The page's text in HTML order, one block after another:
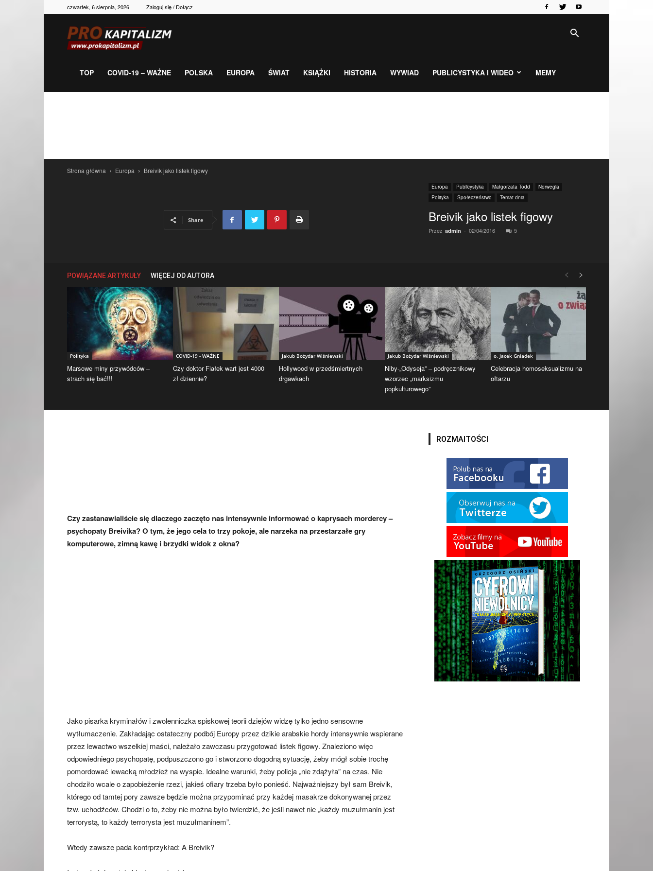
czwartek, 6 sierpnia, 2026 Zaloguj się / Dołącz
gospodarka,
TOP COVID-19 – WAŻNE POLSKA EUROPA ŚWIAT KSIĄŻKI HISTORIA WYWIAD PUBLICYSTYKA I WIDEO MEMY
Strona główna Europa Breivik jako listek figowy
Europa Publicystyka Małgorzata Todd
Norwegia
Polityka
Społeczeństwo Temat dnia
Breivik jako listek figowy
Przez admin - 02/04/2016 5
Share
POWIĄZANE ARTYKUŁY WIĘCEJ OD AUTORA
Polityka
Marsowe miny przywódców –
strach się bać!!!
COVID-19 - WAŻNE
Czy doktor Fiałek wart jest 4000
zł dziennie?
Jakub Bożydar Wiśniewski
Hollywood w przedśmiertnych
drgawkach
Jakub Bożydar Wiśniewski
Niby-„Odyseja” – podręcznikowy
wzorzec „marksizmu
popkulturowego”
o. Jacek Gniadek
Celebracja homoseksualizmu na
ołtarzu
Czy zastanawialiście się dlaczego zaczęto nas intensywnie informować o kaprysach mordercy –
psychopaty Breivika? O tym, że jego cela to trzy pokoje, ale narzeka na przestarzałe gry
komputerowe, zimną kawę i brzydki widok z okna?
Jako pisarka kryminałów i zwolenniczka spiskowej teorii dziejów widzę tylko jedno sensowne
wytłumaczenie. Zakładając ostateczny podbój Europy przez dzikie arabskie hordy intensywnie wspierane
przez lewactwo wszelkiej maści, należało zawczasu przygotować listek figowy. Znaleziono więc
odpowiedniego psychopatę, podpuszczono go i stworzono dogodną sytuację, żeby mógł sobie trochę
pomordować lewacką młodzież na wyspie. Idealne warunki, żeby policja „nie zdążyła” na czas. Nie
chodziło wcale o zapobieżenie rzezi, jakieś ofiary trzeba było ponieść. Najważniejszy był sam Breivik,
którego od tamtej pory zawsze będzie można przypominać przy każdej masakrze dokonywanej przez
tzw. uchodźców. Chodzi o to, żeby nie można było twierdzić, że jeśli nawet nie „każdy muzułmanin jest
terrorystą, to każdy terrorysta jest muzułmaninem”.
Wtedy zawsze pada kontrprzykład: A Breivik?
ROZMAITOŚCI